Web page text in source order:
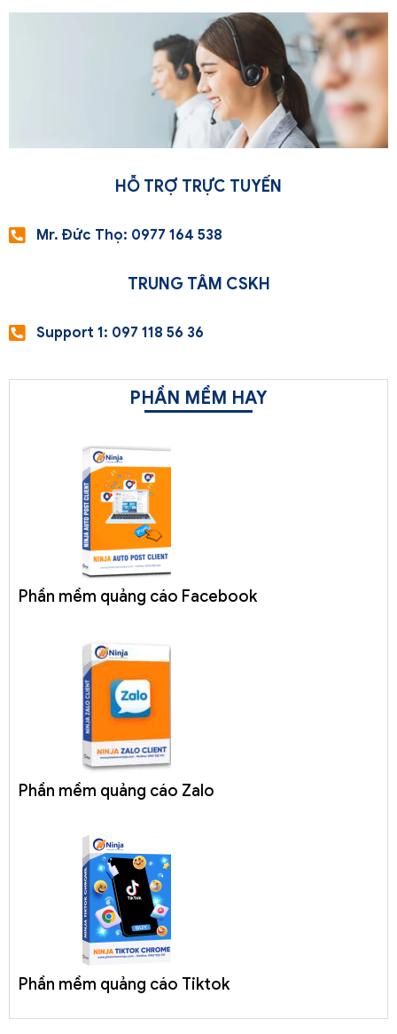
HỖ TRỢ TRỰC TUYẾN
Mr. Đức Thọ: 0977 164 538
TRUNG TÂM CSKH
Support 1: 097 118 56 36
PHẦN MỀM HAY
Phần mềm quảng cáo Facebook
Phần mềm quảng cáo Zalo
Phần mềm quảng cáo Tiktok